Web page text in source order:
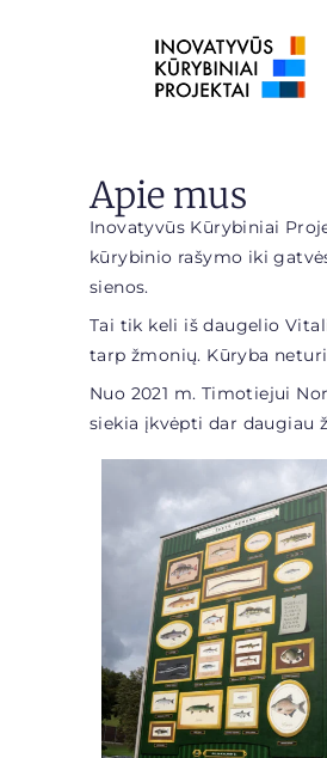
Apie mus
Inovatyvūs Kūrybiniai
kūrybinio rašymo iki
sienos.
Tai tik keli iš daugelio
tarp žmonių. Kūryba
Nuo 2021 m. Timotiejui
siekia įkvėpti dar daugiau